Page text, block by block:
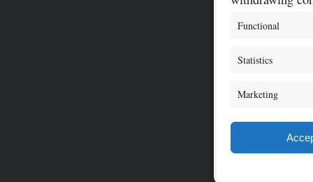
Functional
Statistics
Marketing